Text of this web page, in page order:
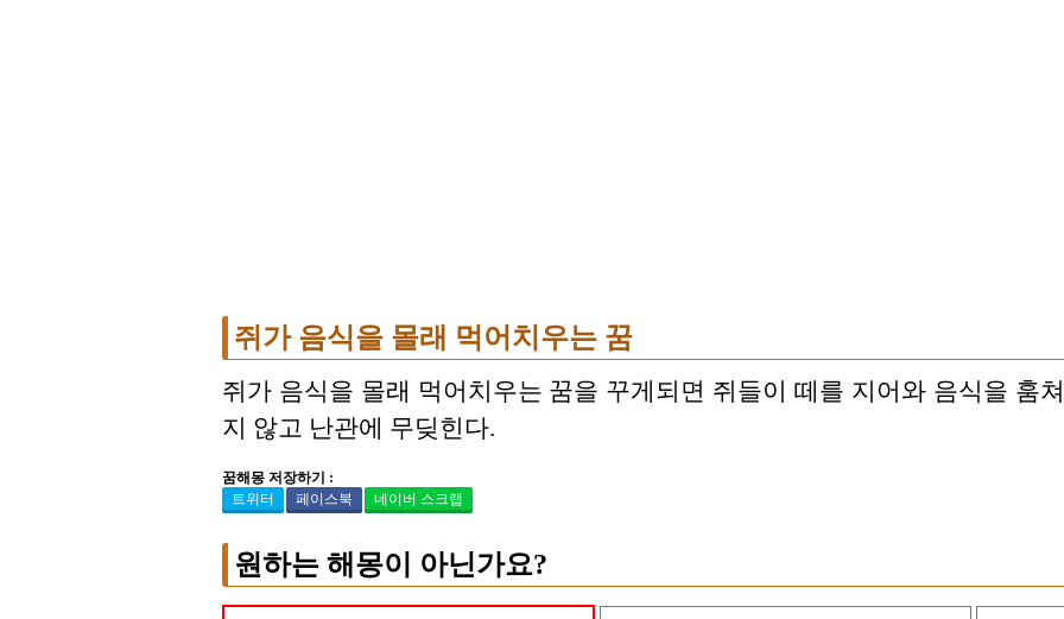
쥐가 음식을 몰래 먹어치우는 꿈
쥐가 음식을 몰래 먹어치우는 꿈을 꾸게되면 쥐들이 떼를 지어와 음식을 훔
지 않고 난관에 무딪힌다.
꿈해몽 저장하기 :
트위터
페이스북 네이버 스크랩
원하는 해몽이 아닌가요?